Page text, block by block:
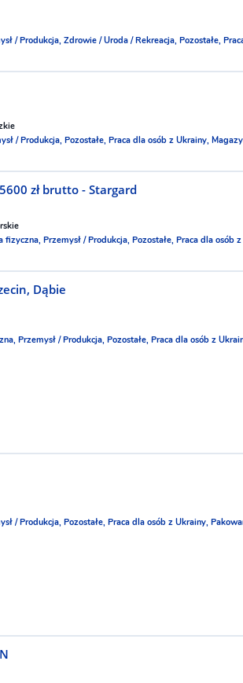
/ Produkcja, Zdrowie / Uroda / Rekreacja, Pozostałe,
/ Produkcja, Pozostałe, Praca dla osób z Ukrainy,
zł brutto - Stargard
fizyczna, Przemysł / Produkcja, Pozostałe, Praca dla osób
Dąbie
Przemysł / Produkcja, Pozostałe, Praca dla osób z
/ Produkcja, Pozostałe, Praca dla osób z Ukrainy,